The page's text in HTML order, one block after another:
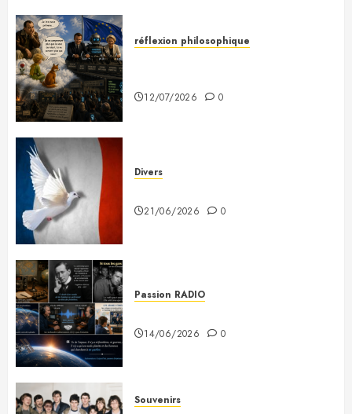
réflexion philosophique
12/07/2026 0
Divers
21/06/2026 0
Passion RADIO
14/06/2026 0
Souvenirs